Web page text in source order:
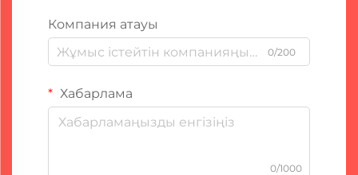
Компания атауы
0/200
Хабарлама
0/1000